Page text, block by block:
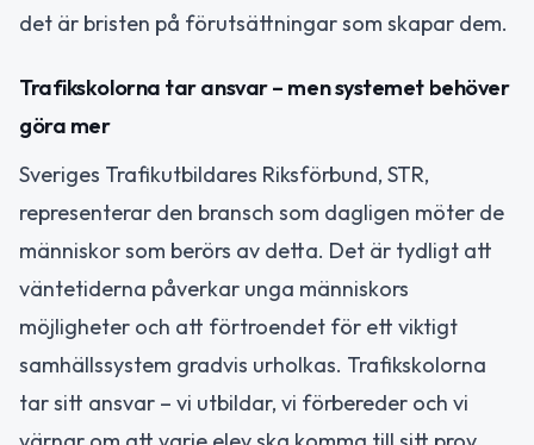
det är bristen på förutsättningar som skapar dem.
Trafikskolorna tar ansvar – men systemet behöver
göra mer
Sveriges Trafikutbildares Riksförbund, STR,
representerar den bransch som dagligen möter de
människor som berörs av detta. Det är tydligt att
väntetiderna påverkar unga människors
möjligheter och att förtroendet för ett viktigt
samhällssystem gradvis urholkas. Trafikskolorna
tar sitt ansvar – vi utbildar, vi förbereder och vi